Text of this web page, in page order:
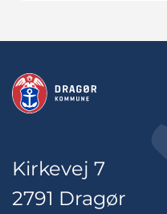
Kirkevej 7
2791 Dragør